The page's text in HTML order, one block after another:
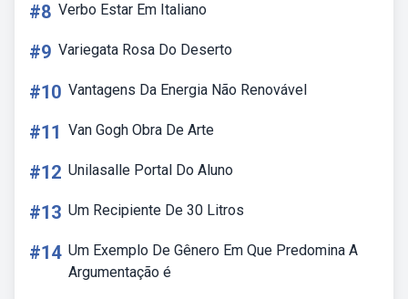
#8 Verbo Estar Em Italiano
#9 Variegata Rosa Do Deserto
#10 Vantagens Da Energia Não Renovável
#11 Van Gogh Obra De Arte
#12 Unilasalle Portal Do Aluno
#13 Um Recipiente De 30 Litros
#14 Um Exemplo De Gênero Em Que Predomina A
Argumentação é